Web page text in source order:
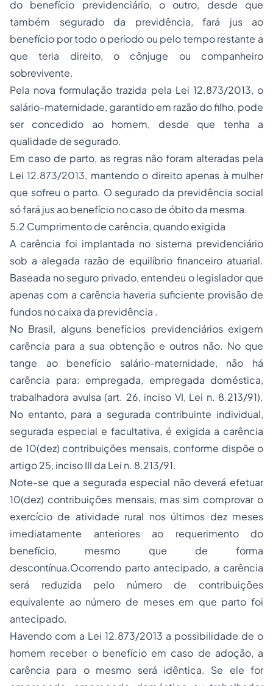
do benefício previdenciário, o outro, desde que
também segurado da previdência, fará jus ao
benefício por todo o período ou pelo tempo restante a
que teria direito, o cônjuge ou companheiro
sobrevivente.
Pela nova formulação trazida pela Lei 12.873/2013, o
salário-maternidade, garantido em razão do filho, pode
ser concedido ao homem, desde que tenha a
qualidade de segurado.
Em caso de parto, as regras não foram alteradas pela
Lei 12.873/2013, mantendo o direito apenas à mulher
que sofreu o parto. O segurado da previdência social
só fará jus ao benefício no caso de óbito da mesma.
5.2 Cumprimento de carência, quando exigida
A carência foi implantada no sistema previdenciário
sob a alegada razão de equilíbrio financeiro atuarial.
Baseada no seguro privado, entendeu o legislador que
apenas com a carência haveria suficiente provisão de
fundos no caixa da previdência .
No Brasil, alguns benefícios previdenciáriosexigem
carência para a sua obtenção e outros não. No que
tange ao benefício salário-maternidade, não há
carência para: empregada, empregada doméstica,
trabalhadora avulsa (art. 26, inciso VI, Lei n. 8.213/91).
No entanto, para a segurada contribuinte individual,
segurada especial e facultativa, é exigida a carência
de 10(dez) contribuições mensais, conforme dispõe o
artigo 25, inciso III da Lei n. 8.213/91.
Note-se que a segurada especial não deverá efetuar
10(dez) contribuições mensais, mas sim comprovar o
exercício de atividade rural nos últimos dez meses
imediatamente anteriores ao requerimento do
benefício, mesmo que de forma
descontínua.Ocorrendo parto antecipado, a carência
será reduzida pelo número de contribuições
equivalente ao número de meses em que parto foi
antecipado.
Havendo com a Lei 12.873/2013 a possibilidade de o
homem receber o benefício em caso de adoção, a
carência para o mesmo será idêntica. Se ele for